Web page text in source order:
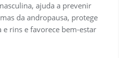
ajuda a prevenir
da andropausa, protege
rins e favorece bem-estar